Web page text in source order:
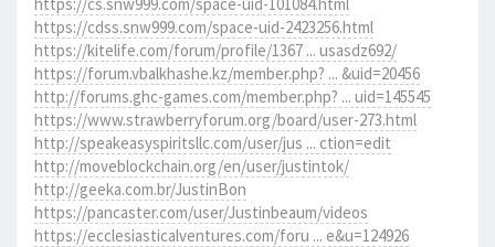
https://cdss.snw999.com/space-uid-2423256.html
https://kitelife.com/forum/profile/1367 ... usasdz692/
https://forum.vbalkhashe.kz/member.php? ... &uid=20456
http://forums.ghc-games.com/member.php? ... uid=145545
https://www.strawberryforum.org/board/user-273.html
http://speakeasyspiritsllc.com/user/jus ... ction=edit
http://moveblockchain.org/en/user/justintok/
http://geeka.com.br/JustinBon
https://pancaster.com/user/Justinbeaum/videos
https://ecclesiasticalventures.com/foru ... e&u=124926